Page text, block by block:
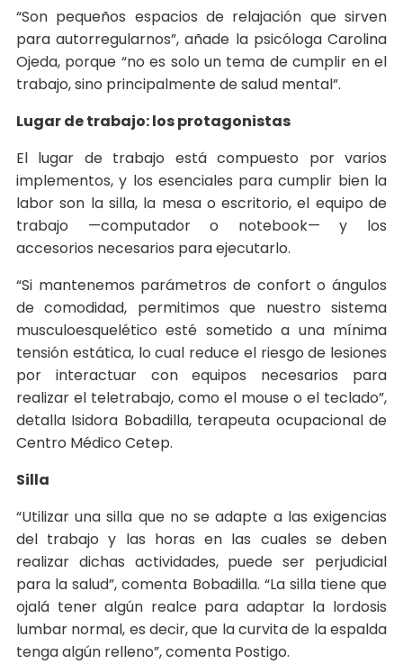
“Son pequeños espacios de relajación que sirven
para autorregularnos”, añade la psicóloga Carolina
Ojeda, porque “no es solo un tema de cumplir en el
trabajo, sino principalmente de salud mental”.
Lugar de trabajo: los protagonistas
El lugar de trabajo está compuesto por varios
implementos, y los esenciales para cumplir bien la
labor son la silla, la mesa o escritorio, el equipo de
trabajo —computador o notebook— y los
accesorios necesarios para ejecutarlo.
“Si mantenemos parámetros de confort o ángulos
de comodidad, permitimos que nuestro sistema
musculoesquelético esté sometido a una mínima
tensión estática, lo cual reduce el riesgo de lesiones
por interactuar con equipos necesarios para
realizar el teletrabajo, como el mouse o el teclado”,
detalla Isidora Bobadilla, terapeuta ocupacional de
Centro Médico Cetep.
Silla
“Utilizar una silla que no se adapte a las exigencias
del trabajo y las horas en las cuales se deben
realizar dichas actividades, puede ser perjudicial
para la salud”, comenta Bobadilla. “La silla tiene que
ojalá tener algún realce para adaptar la lordosis
lumbar normal, es decir, que la curvita de la espalda
tenga algún relleno”, comenta Postigo.